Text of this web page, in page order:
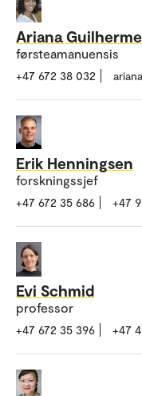
Ariana
førsteamanuensis
+47 672 38 032
Erik Henningsen
forskningssjef
+47 672 35 686 +47
Evi Schmid
professor
+47 672 35 396 +47